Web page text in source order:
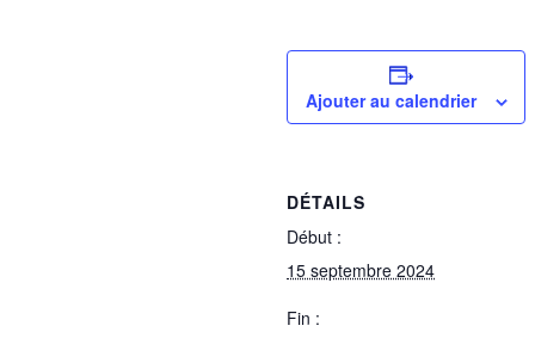
Ajouter au calendrier
DÉTAILS
Début :
15 septembre 2024
Fin :